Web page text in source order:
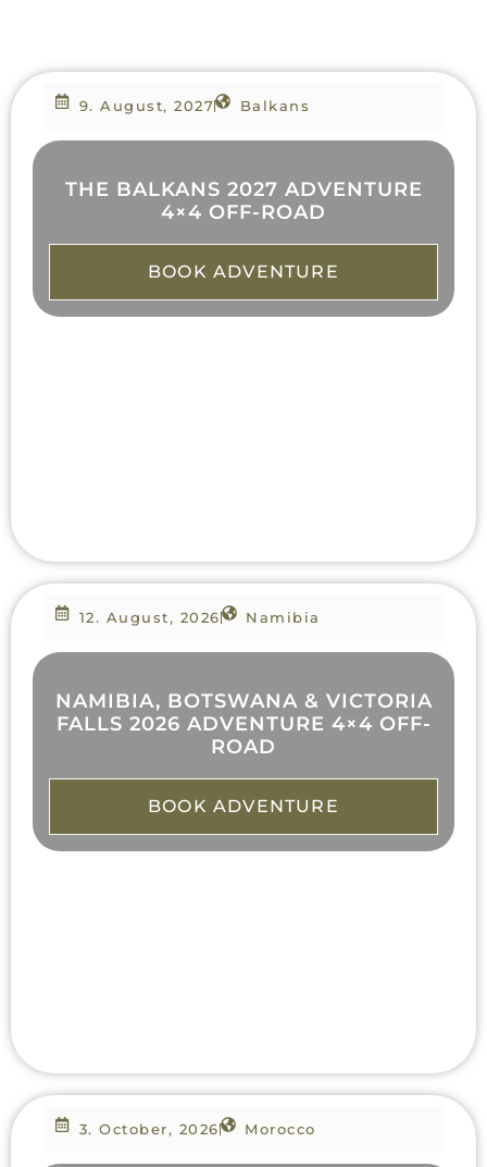
9. August, 2027 Balkans
THE BALKANS 2027 ADVENTURE
4×4 OFF-ROAD
BOOK ADVENTURE
12. August, 2026 Namibia
NAMIBIA, BOTSWANA & VICTORIA
FALLS 2026 ADVENTURE 4×4 OFF-
ROAD
BOOK ADVENTURE
3. October, 2026 Morocco